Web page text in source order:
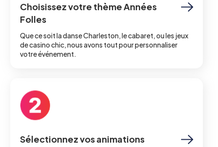
Choisissez votre thème Années
Folles
Que ce soit la danse Charleston, le cabaret, ou les jeux
de casino chic, nous avons tout pour personnaliser
votre événement.
Sélectionnez vos animations